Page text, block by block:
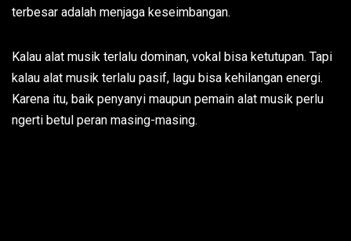
terbesar adalah menjaga keseimbangan.
Kalau alat musik terlalu dominan, vokal bisa ketutupan. Tapi
kalau alat musik terlalu pasif, lagu bisa kehilangan energi.
Karena itu, baik penyanyi maupun pemain alat musik perlu
ngerti betul peran masing-masing.